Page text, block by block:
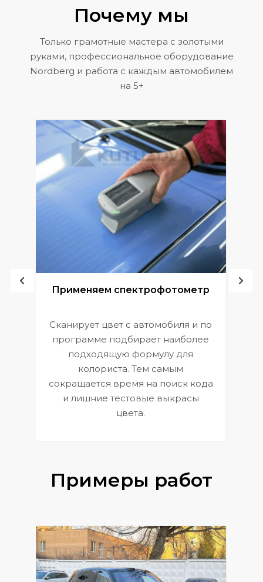
Почему мы
Только грамотные мастера с золотыми
руками, профессиональное оборудование
Nordberg и работа с каждым автомобилем
на 5+
Применяем спектрофотометр
Сканирует цвет с автомобиля и по
программе подбирает наиболее
подходящую формулу для
колориста. Тем самым
сокращается время на поиск кода
и лишние тестовые выкрасы
цвета.
Примеры работ